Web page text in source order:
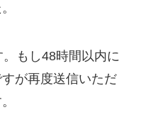
もし48時間以内に
が再度送信いただ